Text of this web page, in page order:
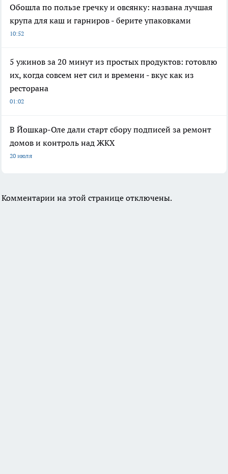
Обошла по пользе гречку и овсянку: названа лучшая
крупа для каш и гарниров - берите упаковками
10:52
5 ужинов за 20 минут из простых продуктов: готовлю
их, когда совсем нет сил и времени - вкус как из
ресторана
01:02
В Йошкар-Оле дали старт сбору подписей за ремонт
домов и контроль над ЖКХ
20 июля
Комментарии на этой странице отключены.